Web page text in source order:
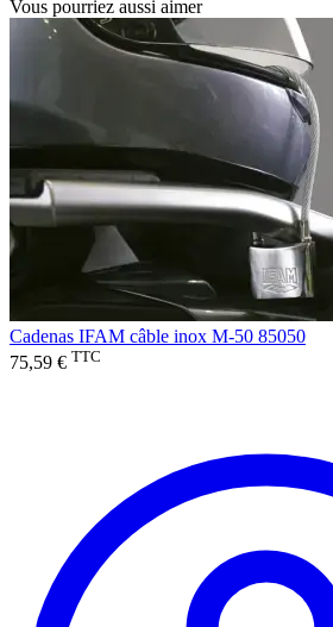
Vous pourriez aussi aimer
Cadenas IFAM câble inox M-50 85050
75,59 € TTC